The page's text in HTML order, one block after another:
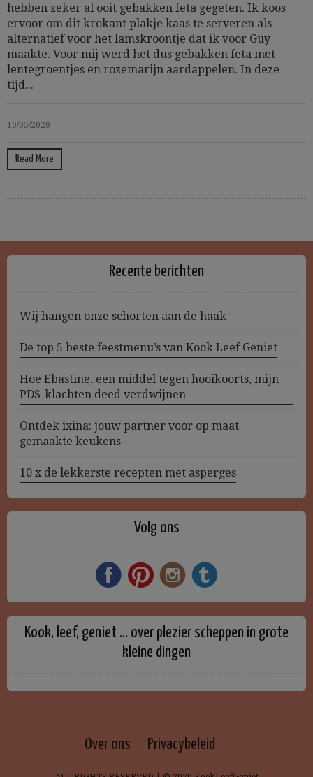
hebben zeker al ooit gebakken feta gegeten. Ik koos
ervoor om dit krokant plakje kaas te serveren als
alternatief voor het lamskroontje dat ik voor Guy
maakte. Voor mij werd het dus gebakken feta met
lentegroentjes en rozemarijn aardappelen. In deze
tijd...
10/05/2020
Read More
Recente berichten
Wij hangen onze schorten aan de haak
De top 5 beste feestmenu’s van Kook Leef Geniet
Hoe Ebastine, een middel tegen hooikoorts, mijn
PDS-klachten deed verdwijnen
Ontdek ixina: jouw partner voor op maat
gemaakte keukens
10 x de lekkerste recepten met asperges
Volg ons
Kook, leef, geniet … over plezier scheppen in grote
kleine dingen
Over ons Privacybeleid